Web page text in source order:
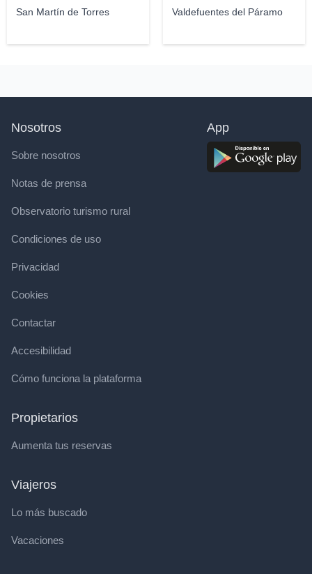
San Martín de Torres Valdefuentes del Páramo
Nosotros
Sobre nosotros
Notas de prensa
Observatorio turismo rural
Condiciones de uso
Privacidad
Cookies
Contactar
Accesibilidad
Cómo funciona la plataforma
Propietarios
Aumenta tus reservas
Viajeros
Lo más buscado
Vacaciones
App